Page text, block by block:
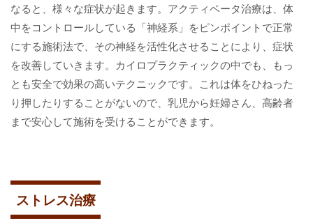
なると、様々な症状が起きます。アクティベータ治療は、体
中をコントロールしている「神経系」をピンポイントで正常
にする施術法で、その神経を活性化させることにより、症状
を改善していきます。カイロプラクティックの中でも、もっ
とも安全で効果の高いテクニックです。これは体をひねった
り押したりすることがないので、乳児から妊婦さん、高齢者
まで安心して施術を受けることができます。
ストレス治療